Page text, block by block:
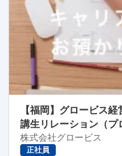
【福岡】グロービス
講生リレーション（プ
株式会社グロービス
正社員